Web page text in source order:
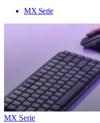
MX Serie
MX Serie